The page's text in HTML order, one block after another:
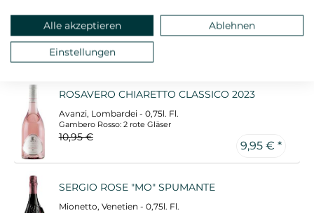
Scolari, Lombardei - 0,75l. Fl.
Ronaldi "Toptipp" : 4 Sterne
10,95 €
ROSAVERO CHIARETTO CLASSICO 2023
Avanzi, Lombardei - 0,75l. Fl.
Gambero Rosso: 2 rote Gläser
10,95 €
9,95 € *
SERGIO ROSE "MO" SPUMANTE
Mionetto, Venetien - 0,75l. Fl.
Alle akzeptieren Ablehnen
Einstellungen